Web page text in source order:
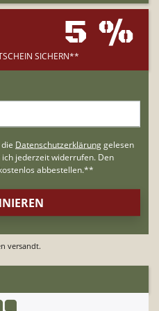
5 %
SICHERN**
versandt.